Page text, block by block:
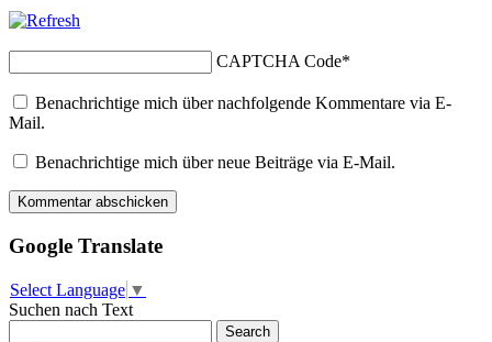
CAPTCHA Code*
Benachrichtige mich über nachfolgende Kommentare via E-
Mail.
Benachrichtige mich über neue Beiträge via E-Mail.
Google Translate
Select Language ▼
Suchen nach Text